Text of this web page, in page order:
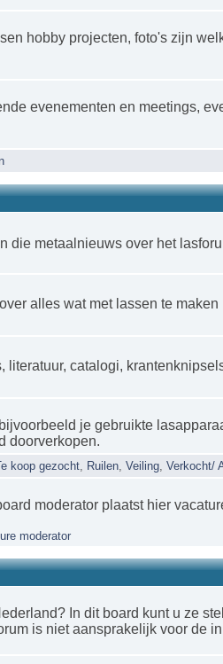
hobby projecten, foto's zijn
evenementen en meetings,
die metaalnieuws over het
alles wat met lassen te
literatuur, catalogi,
je gebruikte
doorverkopen.
koop gezocht Ruilen Veiling Verkocht/
moderator plaatst hier
moderator
In dit board kunt u ze
is niet aansprakelijk voor de